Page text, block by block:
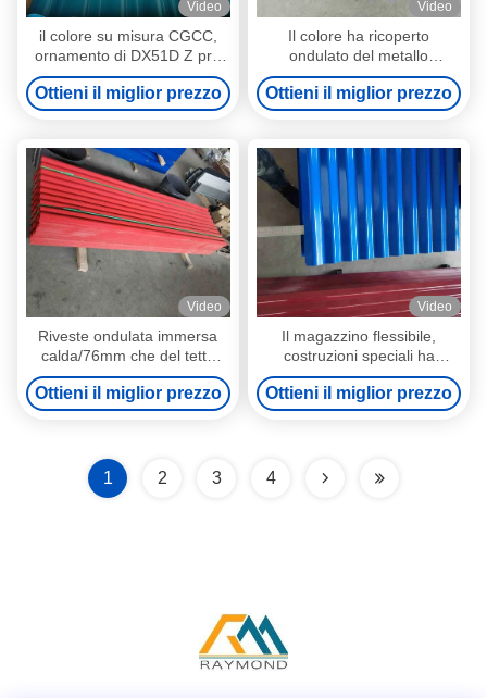
Video
il colore su misura CGCC,
ornamento di DX51D Z pre
ha dipinto gli strati d'acciaio
ondulati del tetto
Ottieni il miglior prezzo
Video
Il colore ha ricoperto
ondulato del metallo
parete/strati d'acciaio
ondulati del tetto
Ottieni il miglior prezzo
Video
Riveste ondulata immersa
calda/76mm che del tetto
Wave ha ondulato gli strati
d'acciaio del tetto
Ottieni il miglior prezzo
Video
Il magazzino flessibile,
costruzioni speciali ha
ondulato gli strati d'acciaio
del tetto
Ottieni il miglior prezzo
1 2 3 4